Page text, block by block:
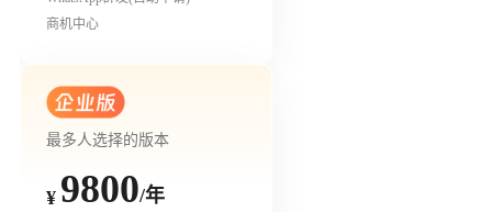
商机中心
最多人选择的版本
¥ 9800/年